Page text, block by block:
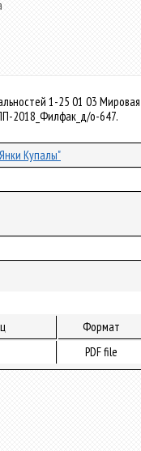
1-25 01 03
2018_Филфак_д/о-647.
Купалы"
Формат
PDF file